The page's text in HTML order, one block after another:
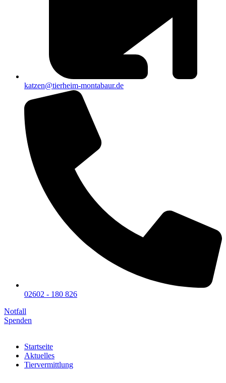
katzen@tierheim-montabaur.de
02602 - 180 826
Notfall
Spenden
Startseite
Aktuelles
Tiervermittlung